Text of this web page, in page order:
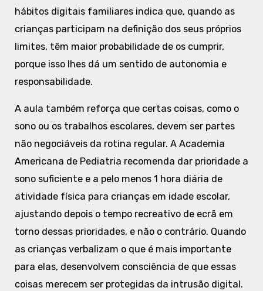
hábitos digitais familiares indica que, quando as
crianças participam na definição dos seus próprios
limites, têm maior probabilidade de os cumprir,
porque isso lhes dá um sentido de autonomia e
responsabilidade.
A aula também reforça que certas coisas, como o
sono ou os trabalhos escolares, devem ser partes
não negociáveis da rotina regular. A Academia
Americana de Pediatria recomenda dar prioridade a
sono suficiente e a pelo menos 1 hora diária de
atividade física para crianças em idade escolar,
ajustando depois o tempo recreativo de ecrã em
torno dessas prioridades, e não o contrário. Quando
as crianças verbalizam o que é mais importante
para elas, desenvolvem consciência de que essas
coisas merecem ser protegidas da intrusão digital.